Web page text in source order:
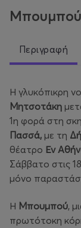
Μπουμπού
Περιγραφή
Η γλυκόπικρη
Μητσοτάκη
1η φορά στη
Πασσά, με τη
θέατρο Εν
Σάββατο στις
μόνο
Η Μπουμπού,
πρωτότοκη